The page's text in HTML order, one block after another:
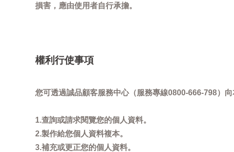
損害，應由使用者自行承擔。
權利行使事項
您可透過誠品顧客服務中心（服務專線0800-666-798）
1.查詢或請求閱覽您的個人資料。
2.製作給您個人資料複本。
3.補充或更正您的個人資料。